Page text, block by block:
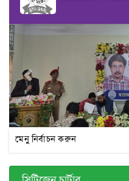
Previous
মেনু নির্বাচন করুন